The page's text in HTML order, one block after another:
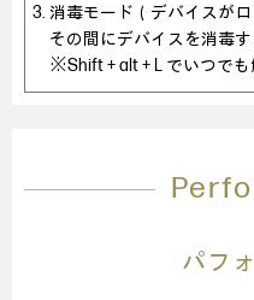
消毒モード（デバイスが
その間にデバイスを消毒
※Shift + alt + L でいつでも
パフ